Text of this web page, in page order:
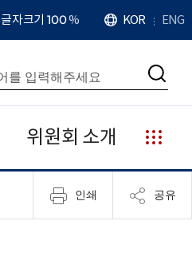
확
대
치
글자크기 100%
언
어
KOR ENG
검
위원회 소개
누
리
집
안
인쇄 공유